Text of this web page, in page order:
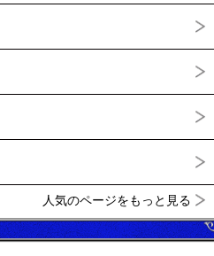
人気のページをもっと見る